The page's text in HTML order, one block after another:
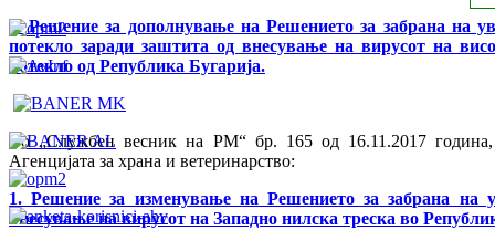
2. Решение за дополнување на Решението за забрана на
потекло заради заштита од внесување на вирусот на
потекло од Република Бугарија.
Во „Службен весник на РМ“ бр. 165 од 16.11.2017
Агенцијата за храна и ветеринарство:
1. Решение за изменување на Решението за забрана
внесување на вирусот на Западно нилска треска во